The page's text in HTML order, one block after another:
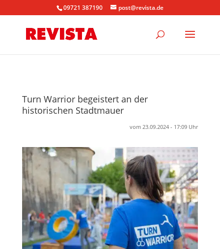
09721 387190 post@revista.de
Turn Warrior begeistert an der
historischen Stadtmauer
vom 23.09.2024 - 17:09 Uhr